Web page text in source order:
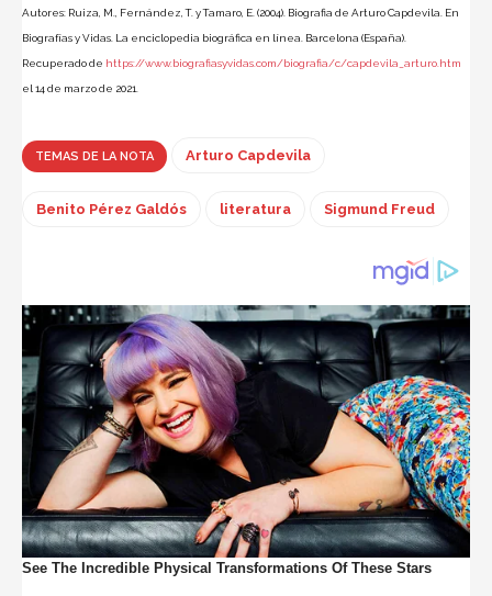
Autores: Ruiza, M., Fernández, T. y Tamaro, E. (2004). Biografia de Arturo Capdevila. En
Biografías y Vidas. La enciclopedia biográfica en línea. Barcelona (España).
Recuperado de https://www.biografiasyvidas.com/biografia/c/capdevila_arturo.htm
el 14 de marzo de 2021.
TEMAS DE LA NOTA Arturo Capdevila
Benito Pérez Galdós literatura Sigmund Freud